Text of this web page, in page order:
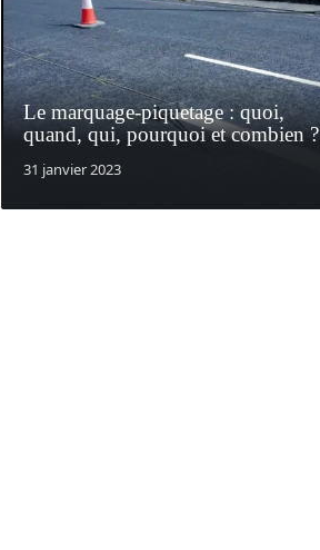
Le marquage-piquetage : quoi,
quand, qui, pourquoi et combien ?
31 janvier 2023